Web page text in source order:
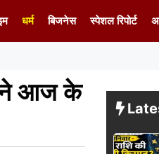
धर्म बिजनेस स्पेशल रिपोर्ट
आज के